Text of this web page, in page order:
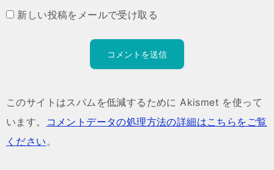
新しい投稿をメールで受け取る
このサイトはスパムを低減するために Akismet を使って
います。
コメントデータの処理方法の詳細はこちらをご覧
ください。